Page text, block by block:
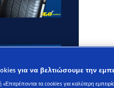
για να βελτιώσουμε την
τα cookies για καλύτερη